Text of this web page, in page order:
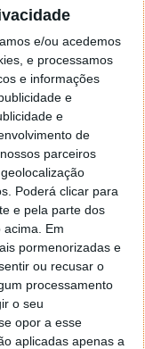
e/ou acedemos
e processamos
e informações
e
e
de
parceiros
Poderá clicar para
e pela parte dos
Em
pormenorizadas e
ou recusar o
processamento
o seu
opor a esse
aplicadas apenas a
- podem ser
que
será
remotamente
.